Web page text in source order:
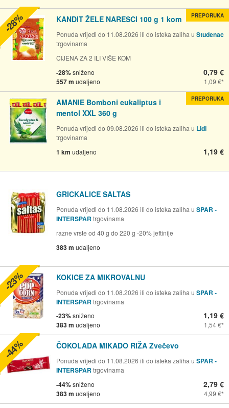
KANDIT ŽELE NARESCI 100 g 1 kom
Ponuda vrijedi do 11.08.2026 ili do isteka zaliha u Studenac
trgovinama
CIJENA ZA 2 ILI VIŠE KOM
-28%sniženo
557 m udaljeno
0,79 €
1,09 €
PREPORUKA
-28%
AMANIE Bomboni eukaliptus i
mentol XXL 360 g
Ponuda vrijedi do 09.08.2026 ili do isteka zaliha u Lidl
trgovinama
1 km udaljeno 1,19 €
PREPORUKA
GRICKALICE SALTAS
Ponuda vrijedi do 11.08.2026 ili do isteka zaliha u SPAR -
INTERSPAR trgovinama
razne vrste od 40 g do 220 g -20% jeftinije
383 m udaljeno
KOKICE ZA MIKROVALNU
Ponuda vrijedi do 11.08.2026 ili do isteka zaliha u SPAR -
INTERSPAR trgovinama
-23%sniženo
383 m udaljeno
1,19 €
1,54 €
-23%
ČOKOLADA MIKADO RIŽA Zvečevo
Ponuda vrijedi do 11.08.2026 ili do isteka zaliha u SPAR -
INTERSPAR trgovinama
-44%sniženo
383 m udaljeno
2,79 €
4,99 €
-44%